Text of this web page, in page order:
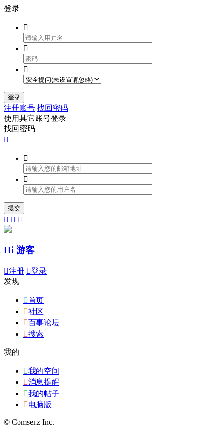
登录



登录
注册账号 找回密码
使用其它账号登录
找回密码



提交
  
Hi 游客
注册 登录
发现
首页
社区
百事论坛
搜索
我的
我的空间
消息提醒
我的帖子
电脑版
© Comsenz Inc.